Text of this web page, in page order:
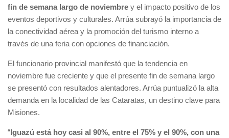
fin de semana largo de noviembre y el impacto positivo de los
eventos deportivos y culturales. Arrúa subrayó la importancia de
la conectividad aérea y la promoción del turismo interno a
través de una feria con opciones de financiación.
El funcionario provincial manifestó que la tendencia en
noviembre fue creciente y que el presente fin de semana largo
se presentó con resultados alentadores. Arrúa puntualizó la alta
demanda en la localidad de las Cataratas, un destino clave para
Misiones.
“Iguazú está hoy casi al 90%, entre el 75% y el 90%, con una